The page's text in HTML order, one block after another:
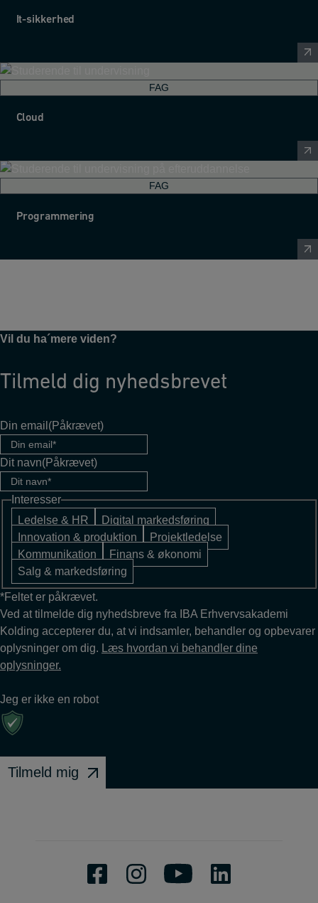
It-sikkerhed
FAG
Cloud
FAG
Programmering
Vil du ha´mere viden?
Tilmeld dig nyhedsbrevet
Din email (Påkrævet)
Dit navn(Påkrævet)
Interesser
Ledelse & HR
Digital markedsføring
Innovation & produktion
Projektledelse
Kommunikation
Finans & økonomi
Salg & markedsføring
*Feltet er påkrævet.
Ved at tilmelde dig nyhedsbreve fra IBA Erhvervsakademi
Kolding accepterer du, at vi indsamler, behandler og opbevarer
oplysninger om dig. Læs hvordan vi behandler dine
oplysninger.
Jeg er ikke en robot
Tilmeld mig